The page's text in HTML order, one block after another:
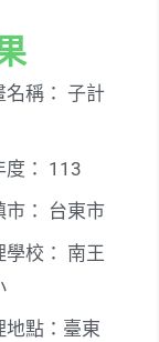
名稱： 子計
： 113
： 台東市
校： 南王
地點：臺東